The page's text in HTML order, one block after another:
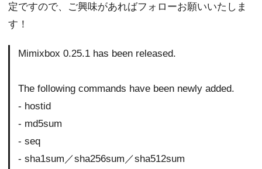
定ですので、ご興味があればフォローお願いいたしま
す！
Mimixbox 0.25.1 has been released.
The following commands have been newly added.
- hostid
- md5sum
- seq
- sha1sum／sha256sum／sha512sum